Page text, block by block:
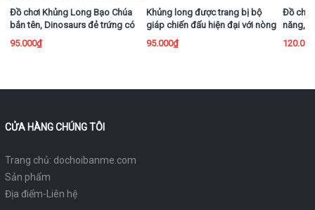
Đồ chơi Khủng Long Bạo Chúa
bắn tên, Dinosaurs đẻ trứng có
nhạc, có đèn
95.000₫
Khủng long được trang bị bộ
giáp chiến đấu hiện đại với nòng
súng bắn tên
95.000₫
Đồ chơi
năng,
nhạc
CỬA HÀNG CHÚNG TÔI
Trang chủ: dochoibanme.com
Sản phẩm
Địa điểm-Liên hệ